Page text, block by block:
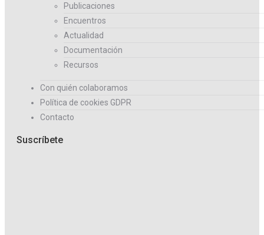
Publicaciones
Encuentros
Actualidad
Documentación
Recursos
Con quién colaboramos
Política de cookies GDPR
Contacto
Suscríbete